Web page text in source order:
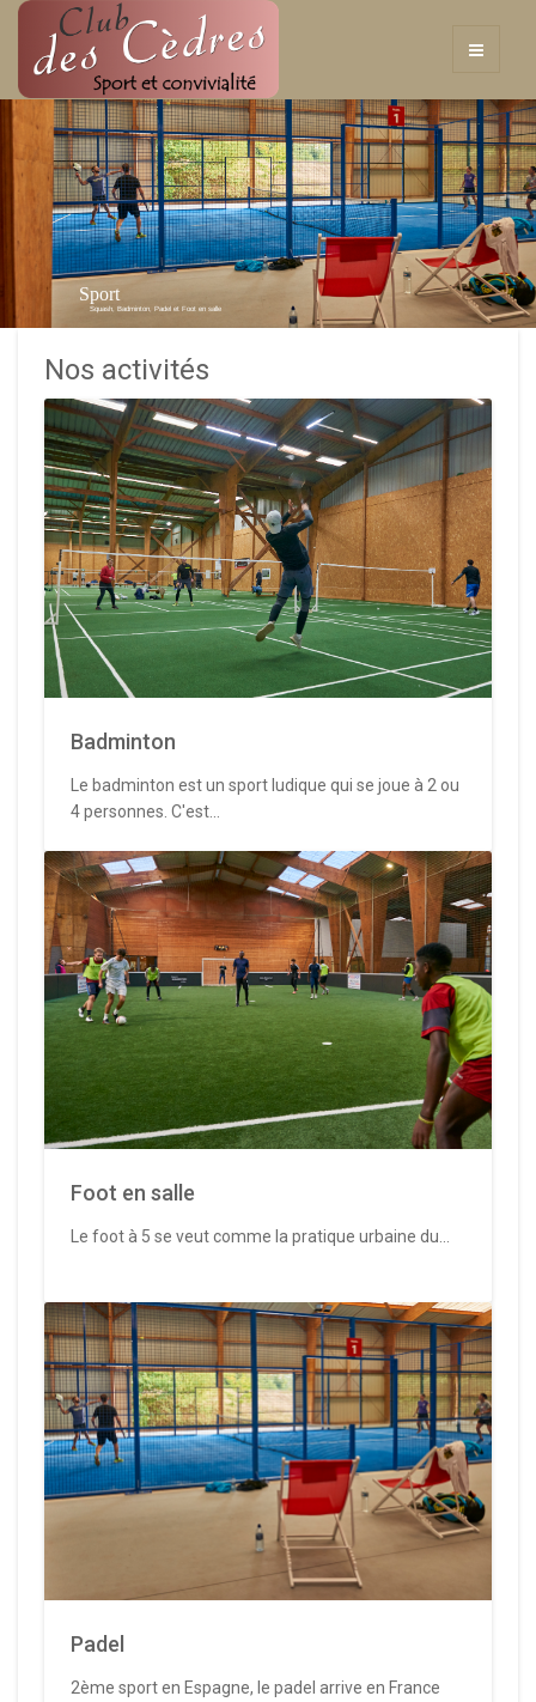
Sport
Squash, Badminton, Padel et Foot en salle
Nos activités
Badminton
Le badminton est un sport ludique qui se joue à 2 ou
4 personnes. C'est...
Foot en salle
Le foot à 5 se veut comme la pratique urbaine du...
Padel
2ème sport en Espagne, le padel arrive en France